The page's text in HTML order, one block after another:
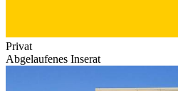
Privat
Abgelaufenes Inserat